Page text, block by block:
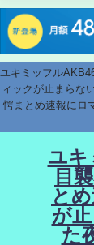
ユキミッフル
ィックが止まらな
愕まとめ速報にロ
ユキ
目
と
が
た